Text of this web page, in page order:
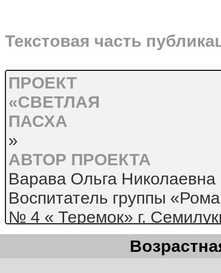
Текстовая часть
ПРОЕКТ
«СВЕТЛАЯ
ПАСХА
»
АВТОР ПРОЕКТА
Варава Ольга Николаевна
Воспитатель группы
№ 4 « Теремок» г.
ПАСПОРТ ПРОЕКТА